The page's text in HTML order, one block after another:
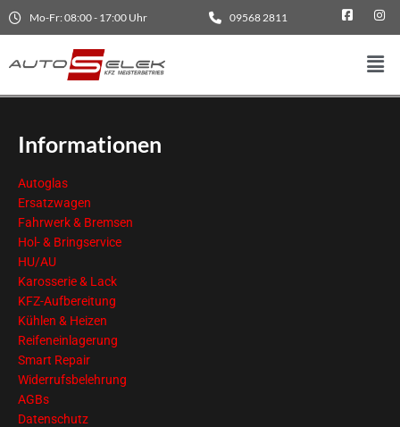
Mo-Fr: 08:00 - 17:00 Uhr 09568 2811
Informationen
Autoglas
Ersatzwagen
Fahrwerk & Bremsen
Hol- & Bringservice
HU/AU
Karosserie & Lack
KFZ-Aufbereitung
Kühlen & Heizen
Reifeneinlagerung
Smart Repair
Widerrufsbelehrung
AGBs
Datenschutz